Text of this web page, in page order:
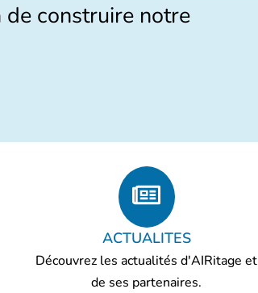
de construire notre
ACTUALITES
Découvrez les actualités d'AIRitage et
de ses partenaires.